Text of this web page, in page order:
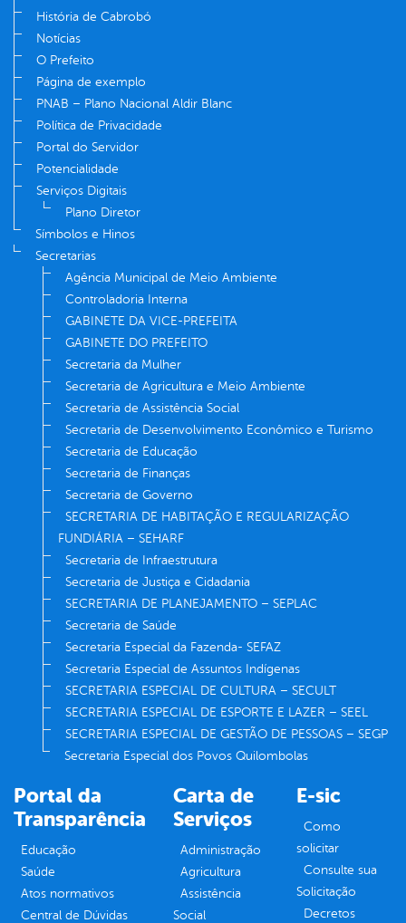
História de Cabrobó
Notícias
O Prefeito
Página de exemplo
PNAB – Plano Nacional Aldir Blanc
Política de Privacidade
Portal do Servidor
Potencialidade
Serviços Digitais
Plano Diretor
Símbolos e Hinos
Secretarias
Agência Municipal de Meio Ambiente
Controladoria Interna
GABINETE DA VICE-PREFEITA
GABINETE DO PREFEITO
Secretaria da Mulher
Secretaria de Agricultura e Meio Ambiente
Secretaria de Assistência Social
Secretaria de Desenvolvimento Econômico e Turismo
Secretaria de Educação
Secretaria de Finanças
Secretaria de Governo
SECRETARIA DE HABITAÇÃO E REGULARIZAÇÃO
FUNDIÁRIA – SEHARF
Secretaria de Infraestrutura
Secretaria de Justiça e Cidadania
SECRETARIA DE PLANEJAMENTO – SEPLAC
Secretaria de Saúde
Secretaria Especial da Fazenda- SEFAZ
Secretaria Especial de Assuntos Indígenas
SECRETARIA ESPECIAL DE CULTURA – SECULT
SECRETARIA ESPECIAL DE ESPORTE E LAZER – SEEL
SECRETARIA ESPECIAL DE GESTÃO DE PESSOAS – SEGP
Secretaria Especial dos Povos Quilombolas
Portal da
Transparência
Educação
Saúde
Atos normativos
Central de Dúvidas
Carta de
Serviços
Administração
Agricultura
Assistência
Social
E-sic
Como
solicitar
Consulte sua
Solicitação
Decretos